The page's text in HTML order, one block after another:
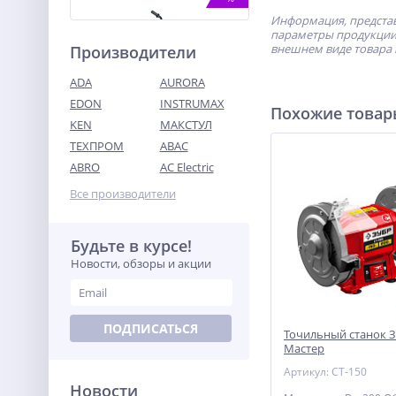
Затирочная машина TOR
S-60
66 714
Производители
ADA
AURORA
EDON
INSTRUMAX
KEN
МАКСТУЛ
ТЕХПРОМ
ABAC
ABRO
AC Electric
Все производители
Будьте в курсе!
Новости, обзоры и акции
ПОДПИСАТЬСЯ
Новости
Информация,
параметры
внешнем виде товара
Похожие
Точильный станок
Мастер
Артикул: СТ-150